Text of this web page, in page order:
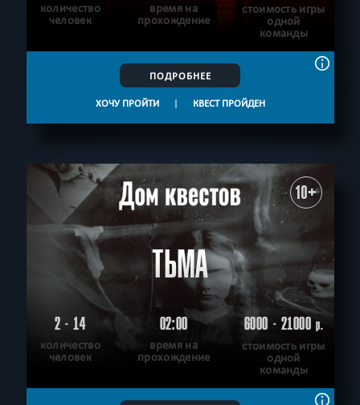
количество
человек
время на
прохождение
стоимость игры
одной
команды
ПОДРОБНЕЕ
ХОЧУ ПРОЙТИ | КВЕСТ ПРОЙДЕН
10+
ТЬМА
2 - 14
количество
человек
02:00
время на
прохождение
6000 - 21000р.
стоимость игры
одной
команды